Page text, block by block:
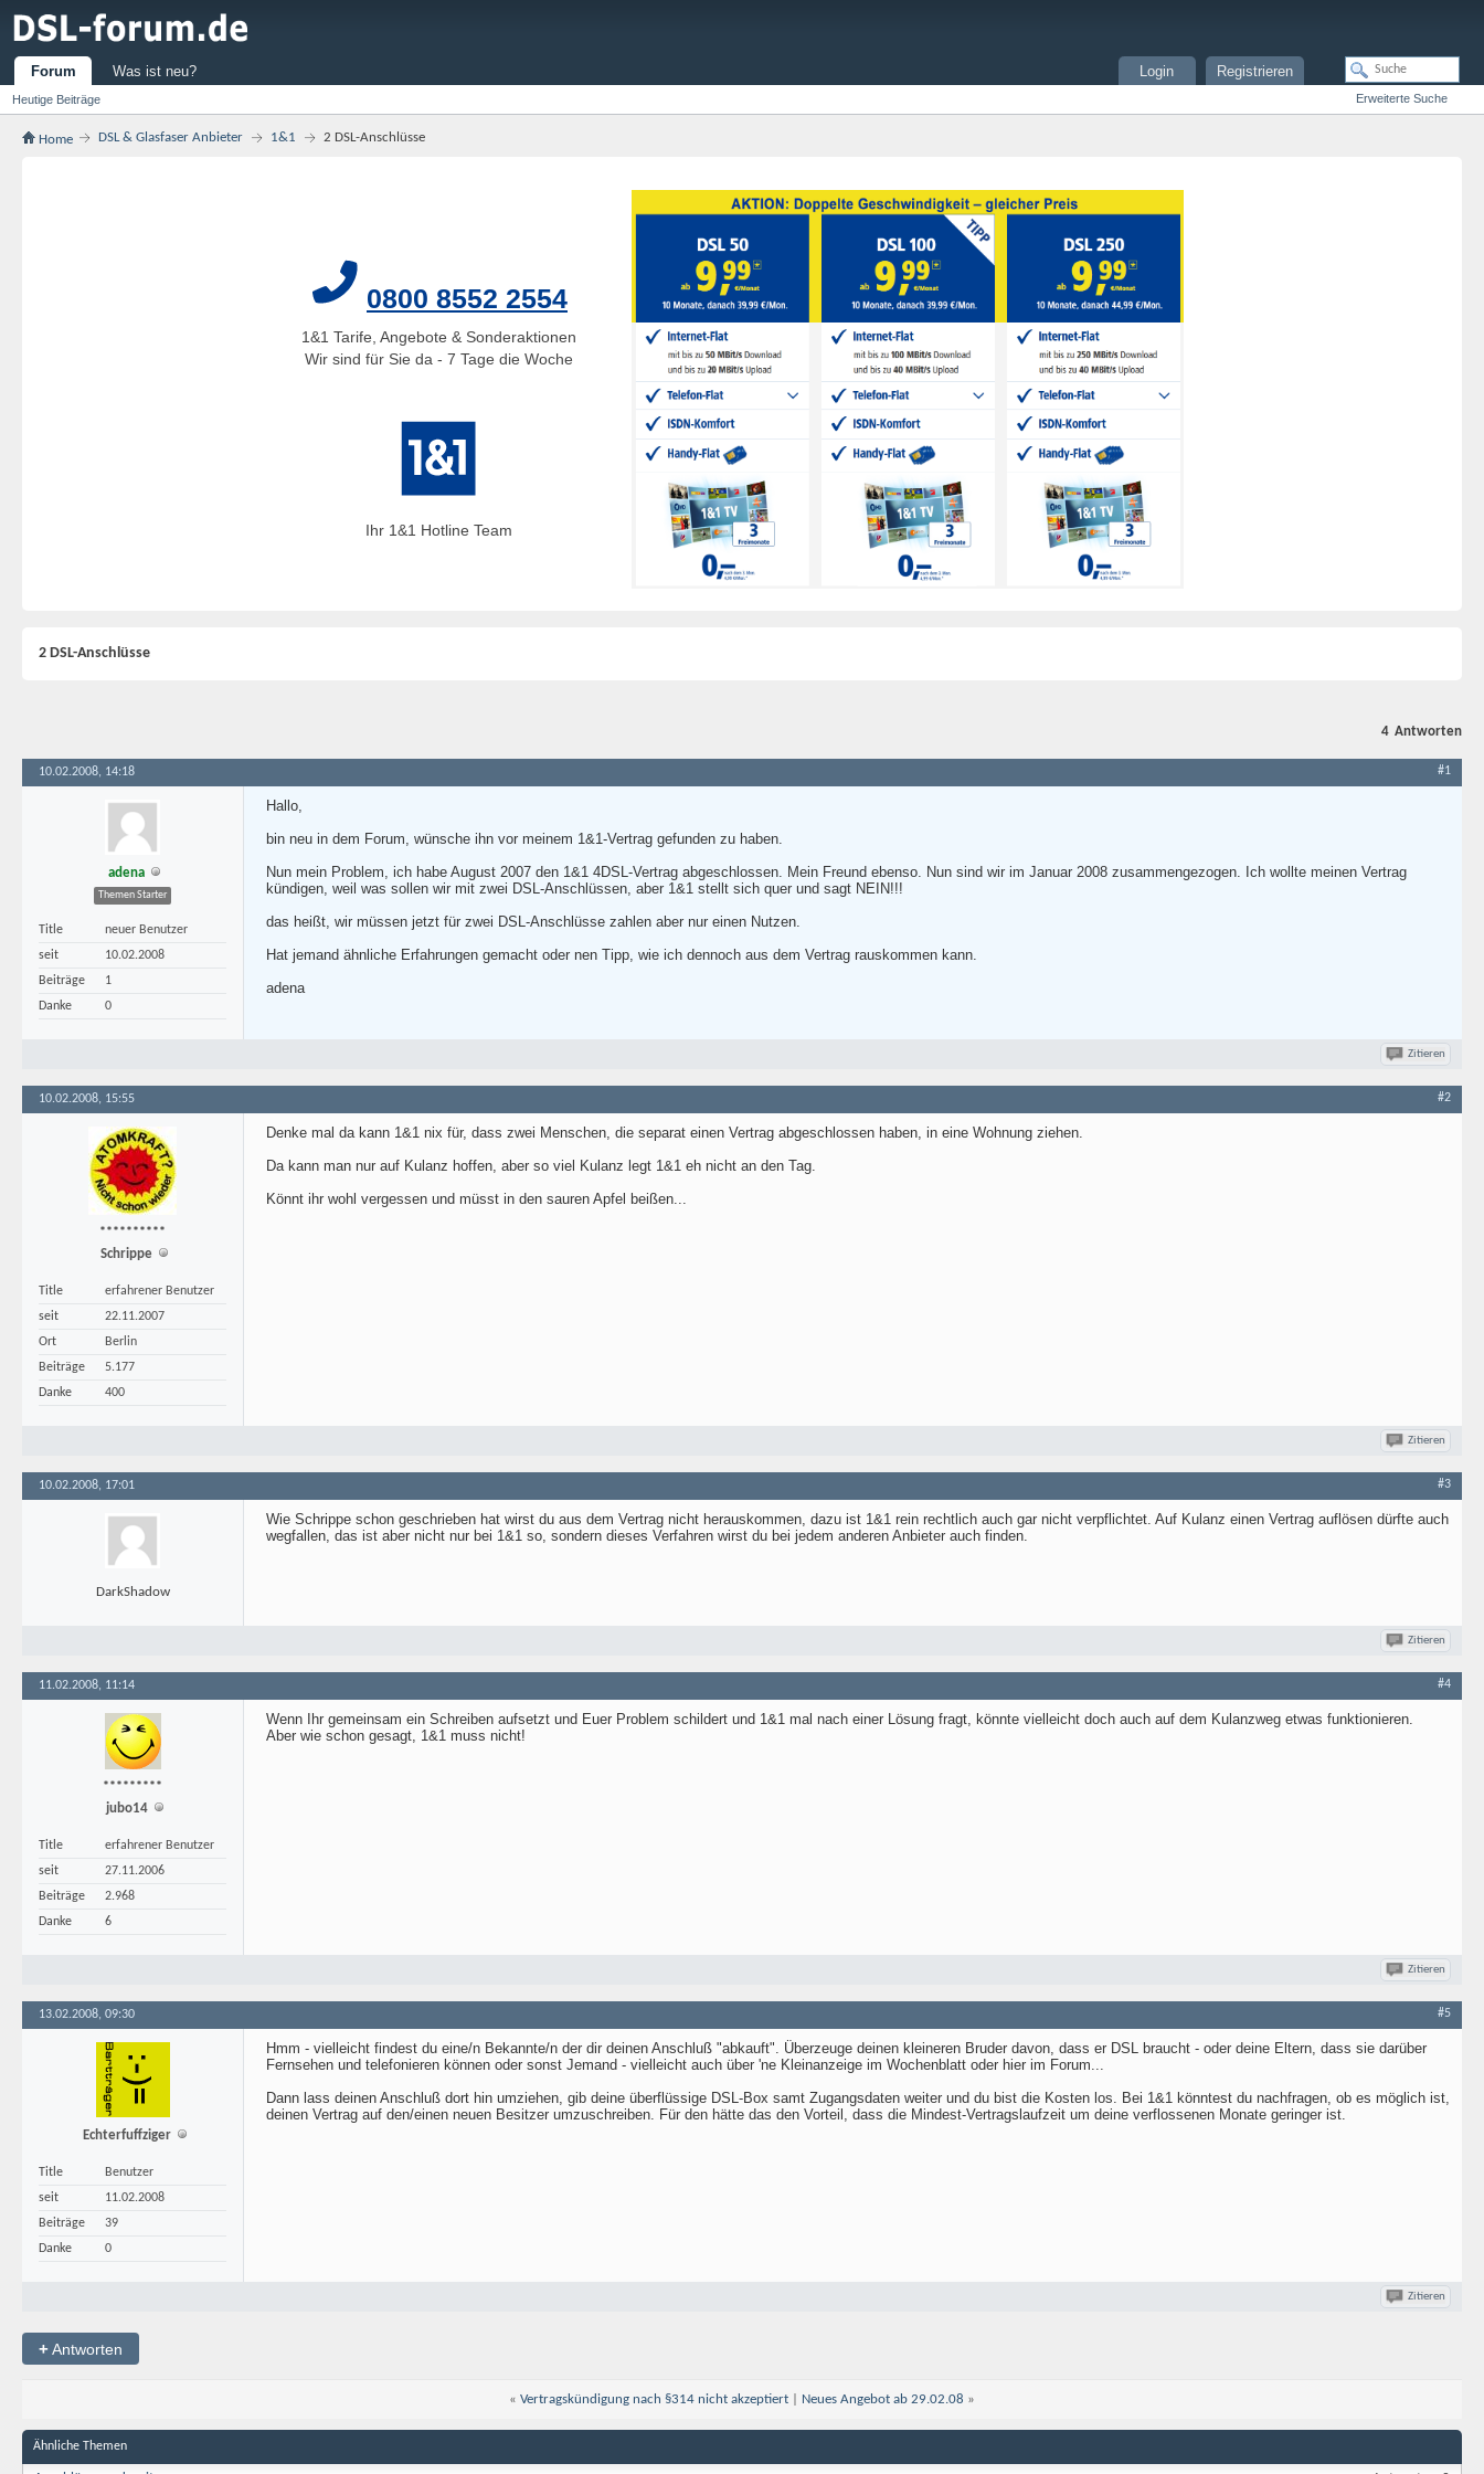
Forum
Heutige Beiträge
Was ist neu? Registrieren
Login
Erweiterte Suche
Home DSL & Glasfaser Anbieter 1&1 2 DSL-Anschlüsse
0800 8552 2554
1&1 Tarife, Angebote & Sonderaktionen
Wir sind für Sie da - 7 Tage die Woche
Ihr 1&1 Hotline Team
2 DSL-Anschlüsse
4 Antworten
10.02.2008, 14:18 #1
adena
Themen Starter
Title
neuer Benutzer
seit
10.02.2008
Beiträge
1
Danke
0
Hallo,
bin neu in dem Forum, wünsche ihn vor meinem 1&1-Vertrag gefunden zu haben.
Nun mein Problem, ich habe August 2007 den 1&1 4DSL-Vertrag abgeschlossen. Mein Freund ebenso. Nun sind wir im Januar 2008 zusammengezogen. Ich wollte meinen Vertrag
kündigen, weil was sollen wir mit zwei DSL-Anschlüssen, aber 1&1 stellt sich quer und sagt NEIN!!!
das heißt, wir müssen jetzt für zwei DSL-Anschlüsse zahlen aber nur einen Nutzen.
Hat jemand ähnliche Erfahrungen gemacht oder nen Tipp, wie ich dennoch aus dem Vertrag rauskommen kann.
adena
Zitieren
10.02.2008, 15:55 #2
**********
Schrippe
Title
erfahrener Benutzer
seit
22.11.2007
Ort
Berlin
Beiträge
5.177
Danke
400
Denke mal da kann 1&1 nix für, dass zwei Menschen, die separat einen Vertrag abgeschlossen haben, in eine Wohnung ziehen.
Da kann man nur auf Kulanz hoffen, aber so viel Kulanz legt 1&1 eh nicht an den Tag.
Könnt ihr wohl vergessen und müsst in den sauren Apfel beißen...
Zitieren
10.02.2008, 17:01 #3
DarkShadow
Wie Schrippe schon geschrieben hat wirst du aus dem Vertrag nicht herauskommen, dazu ist 1&1 rein rechtlich auch gar nicht verpflichtet. Auf Kulanz einen Vertrag auflösen dürfte auch
wegfallen, das ist aber nicht nur bei 1&1 so, sondern dieses Verfahren wirst du bei jedem anderen Anbieter auch finden.
Zitieren
11.02.2008, 11:14 #4
*********
jubo14
Title
erfahrener Benutzer
seit
27.11.2006
Beiträge
2.968
Danke
6
Wenn Ihr gemeinsam ein Schreiben aufsetzt und Euer Problem schildert und 1&1 mal nach einer Lösung fragt, könnte vielleicht doch auch auf dem Kulanzweg etwas funktionieren.
Aber wie schon gesagt, 1&1 muss nicht!
Zitieren
13.02.2008, 09:30 #5
Echterfuffziger
Title
Benutzer
seit
11.02.2008
Beiträge
39
Danke
0
Hmm - vielleicht findest du eine/n Bekannte/n der dir deinen Anschluß "abkauft". Überzeuge deinen kleineren Bruder davon, dass er DSL braucht - oder deine Eltern, dass sie darüber
Fernsehen und telefonieren können oder sonst Jemand - vielleicht auch über 'ne Kleinanzeige im Wochenblatt oder hier im Forum...
Dann lass deinen Anschluß dort hin umziehen, gib deine überflüssige DSL-Box samt Zugangsdaten weiter und du bist die Kosten los. Bei 1&1 könntest du nachfragen, ob es möglich ist,
deinen Vertrag auf den/einen neuen Besitzer umzuschreiben. Für den hätte das den Vorteil, dass die Mindest-Vertragslaufzeit um deine verflossenen Monate geringer ist.
Zitieren
+Antworten
« Vertragskündigung nach §314 nicht akzeptiert Neues Angebot ab 29.02.08 »
Ähnliche Themen